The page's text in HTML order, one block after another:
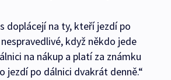
doplácejí na ty, kteří jezdí po
když někdo jede
na nákup a platí za známku
jezdí po dálnici dvakrát denně.“